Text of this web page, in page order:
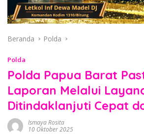
Beranda Polda
Polda
Polda Papua Barat
Laporan Melalui
Ditindaklanjuti Cepat
Ismaya Rosita
10 Oktober 2025